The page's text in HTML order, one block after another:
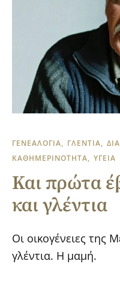
ΓΕΝΕΑΛΟΓΙΑ ΓΛΕΝΤΙΑ
ΚΑΘΗΜΕΡΙΝΟΤΗΤΑ
ΥΓΕΙΑ
Και πρώτα
και γλέντια
Οι οικογένειες της
γλέντια. Η μαμή.